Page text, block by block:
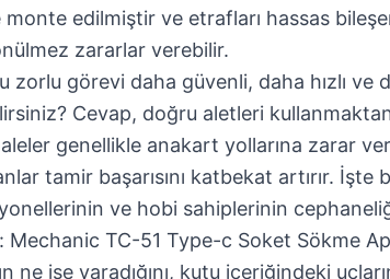
monte edilmiştir ve etrafları hassas
zararlar verebilir.
zorlu görevi daha güvenli, daha hızlı ve
Cevap, doğru aletleri
genellikle anakart yollarına zarar
tamir başarısını katbekat artırır.
ve hobi sahiplerinin
Mechanic TC-51 Type-c Soket Sökme
ne işe yaradığını, kutu içeriğindeki